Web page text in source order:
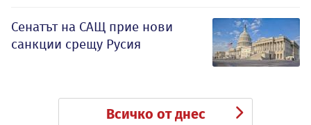
Сенатът на САЩ прие нови
санкции срещу Русия
Всичко от днес